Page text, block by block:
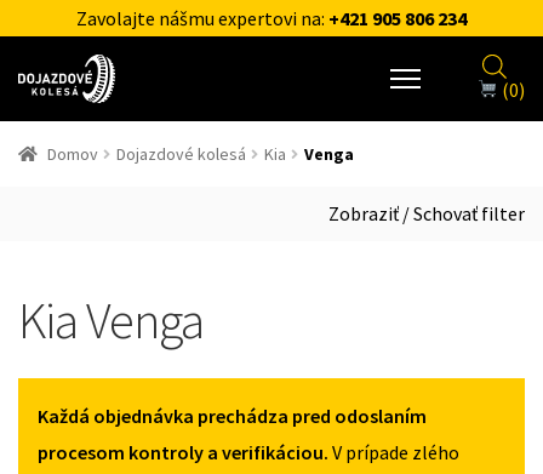
Zavolajte nášmu expertovi na: +421 905 806 234
(0)
Domov Dojazdové kolesá Kia Venga
Zobraziť / Schovať filter
Kia Venga
Každá objednávka prechádza pred odoslaním
procesom kontroly a verifikáciou. V prípade zlého